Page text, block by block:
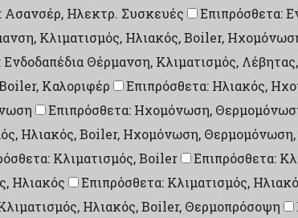
Ασανσέρ, Ηλεκτρ. Συσκευές
Επιπρόσθετα:
Κλιματισμός, Ηλιακός, Boiler,
Ενδοδαπέδια Θέρμανση, Κλιματισμός,
Καλοριφέρ
Επιπρόσθετα: Ηλιακός,
Επιπρόσθετα: Ηχομόνωση,
Ηλιακός, Boiler, Ηχομόνωση,
Κλιματισμός, Boiler
Επιπρόσθετα:
Ηλιακός Επιπρόσθετα: Κλιματισμός,
Ηλιακός, Boiler, Θερμοπρόσοψη